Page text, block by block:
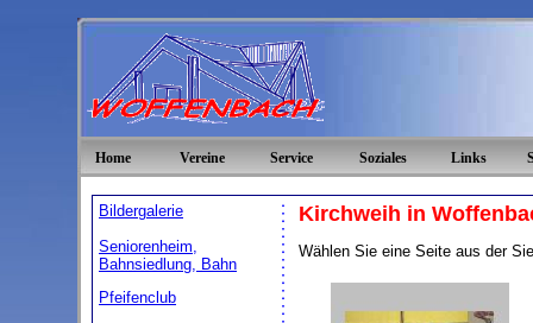
Home Vereine Service Soziales Links
Bildergalerie
Seniorenheim,
Bahnsiedlung, Bahn
Pfeifenclub
Kirchweih in
Wählen Sie eine Seite aus der